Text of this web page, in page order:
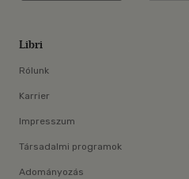
Libri
Rólunk
Karrier
Impresszum
Társadalmi programok
Adományozás